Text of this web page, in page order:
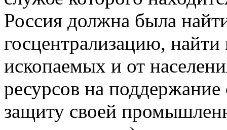
Россия должна была
госцентрализацию,
ископаемых и от
ресурсов на
защиту своей